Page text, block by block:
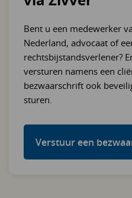
Bent u een medewerker
Nederland, advocaat of
rechtsbijstandsverlener?
versturen namens een
bezwaarschrift ook
sturen.
Verstuur een